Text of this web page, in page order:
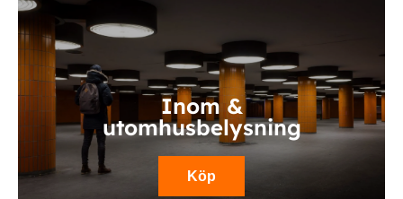
Inom &
utomhusbelysning
Köp